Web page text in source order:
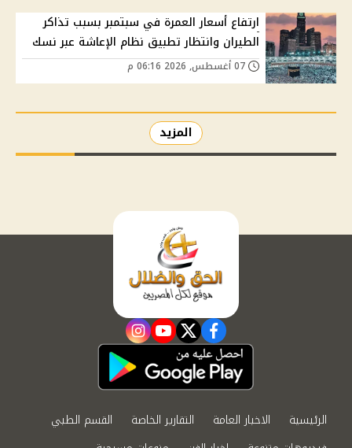
ارتفاع أسعار العمرة في سبتمبر بسبب تذاكر
الطيران وانتظار تطبيق نظام الإعاشة عبر نسك
المزيد
facebook
twitter
youtube
instagram
الرئيسية الاخبار العامة التقارير الخاصة
القسم الطبي